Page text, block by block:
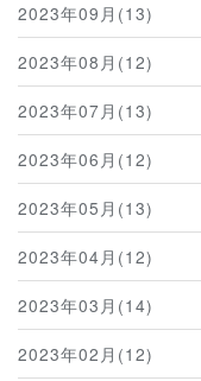
2023年09月(13)
2023年08月(12)
2023年07月(13)
2023年06月(12)
2023年05月(13)
2023年04月(12)
2023年03月(14)
2023年02月(12)